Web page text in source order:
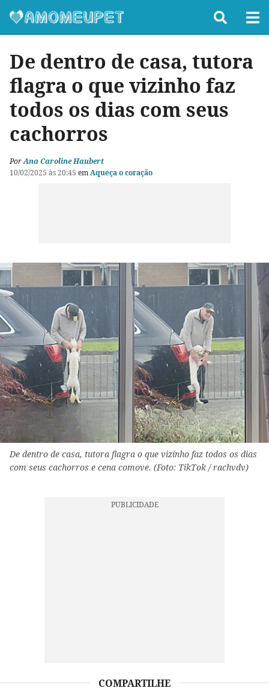
De dentro de casa, tutora
flagra o que vizinho faz
todos os dias com seus
cachorros
PorAna Caroline Haubert
10/02/2025 às 20:45 emAqueça o coração
De dentro de casa, tutora flagra o que vizinho faz todos os dias
com seus cachorros e cena comove. (Foto: TikTok / rachvdv)
COMPARTILHE